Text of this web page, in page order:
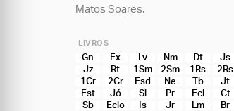
Matos Soares.
LIVROS
Gn Ex Lv Nm Dt
Js
Jz
Rt 1Sm 2Sm 1Rs
2Rs
1Cr
2Cr Esd Ne Tb
Jt
Est
Jó Sl Pr Ecl
Ct
Sb
Eclo Is Jr Lm
Br